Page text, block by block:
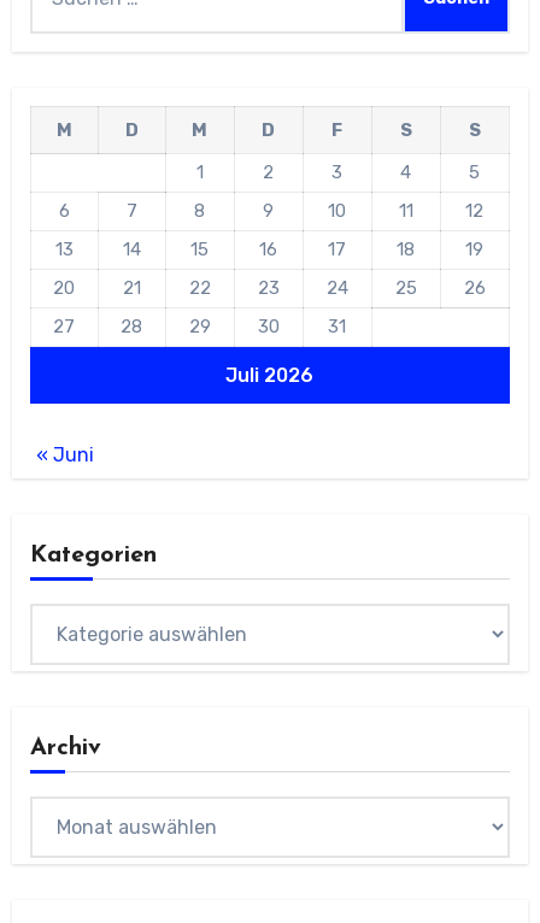
nach:
Juli 2026
M D M D F S
S
1
2 3 4
5
6
7 8 9 10 11
12
13
14 15 16 17 18
19
20
21 22 23 24 25
26
27
28 29 30 31
« Juni
Kategorien
Archiv